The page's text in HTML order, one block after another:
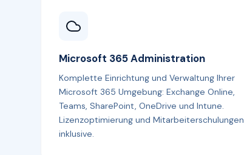
Microsoft 365 Administration
Komplette Einrichtung und Verwaltung Ihrer
Microsoft 365 Umgebung: Exchange Online,
Teams, SharePoint, OneDrive und Intune.
Lizenzoptimierung und Mitarbeiterschulungen
inklusive.